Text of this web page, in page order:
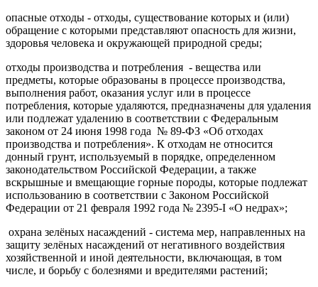
опасные отходы - отходы, существование которых и (или)
обращение с которыми представляют опасность для жизни,
здоровья человека и окружающей природной среды;
отходы производства и потребления - вещества или
предметы, которые образованы в процессе производства,
выполнения работ, оказания услуг или в процессе
потребления, которые удаляются, предназначены для удаления
или подлежат удалению в соответствии с Федеральным
законом от 24 июня 1998 года № 89-ФЗ «Об отходах
производства и потребления». К отходам не относится
донный грунт, используемый в порядке, определенном
законодательством Российской Федерации, а также
вскрышные и вмещающие горные породы, которые подлежат
использованию в соответствии с Законом Российской
Федерации от 21 февраля 1992 года № 2395-I «О недрах»;
охрана зелёных насаждений - система мер, направленных на
защиту зелёных насаждений от негативного воздействия
хозяйственной и иной деятельности, включающая, в том
числе, и борьбу с болезнями и вредителями растений;